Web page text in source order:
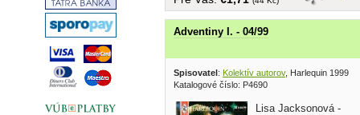
Adventiny I. - 04/99
Spisovatel: Kolektív autorov, Harlequin 1999
Katalogové číslo: P4690
Lisa Jacksonová -